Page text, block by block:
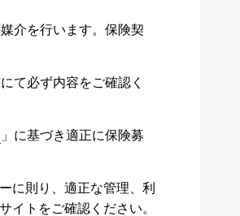
介を行います。保険契
て必ず内容をご確認く
」に基づき適正に保険募
に則り、適正な管理、利
イトをご確認ください。